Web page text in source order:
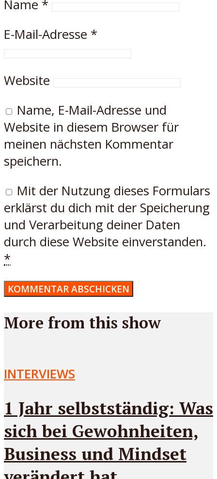
Name *
E-Mail-Adresse *
Website
Name, E-Mail-Adresse und
Website in diesem Browser für
meinen nächsten Kommentar
speichern.
Mit der Nutzung dieses Formulars
erklärst du dich mit der Speicherung
und Verarbeitung deiner Daten
durch diese Website einverstanden.
*
More from this show
INTERVIEWS
1 Jahr selbstständig: Was
sich bei Gewohnheiten,
Business und Mindset